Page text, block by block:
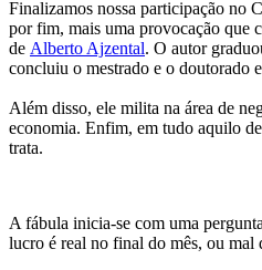
Finalizamos nossa participação no
por fim, mais uma provocação que
de Alberto Ajzental. O autor
concluiu o mestrado e o doutorado
Além disso, ele milita na área de
economia. Enfim, em tudo aquilo
trata.
A fábula inicia-se com uma
lucro é real no final do mês, ou mal